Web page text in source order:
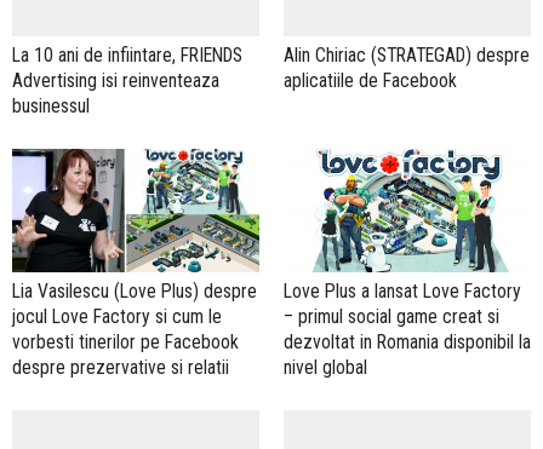
La 10 ani de infiintare, FRIENDS
Advertising isi reinventeaza
businessul
Alin Chiriac (STRATEGAD) despre
aplicatiile de Facebook
Lia Vasilescu (Love Plus) despre
jocul Love Factory si cum le
vorbesti tinerilor pe Facebook
despre prezervative si relatii
Love Plus a lansat Love Factory
– primul social game creat si
dezvoltat in Romania disponibil la
nivel global